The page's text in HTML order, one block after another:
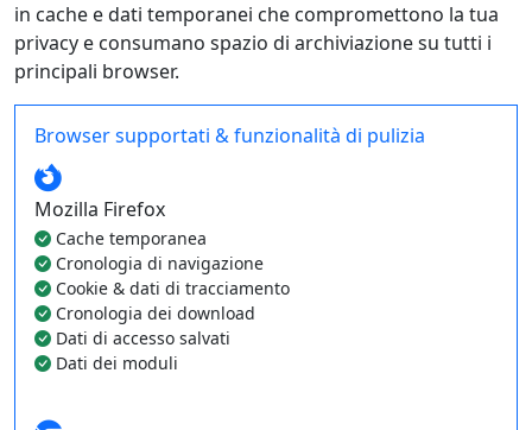
in cache e dati temporanei che compromettono la tua
privacy e consumano spazio di archiviazione su tutti i
principali browser.
Browser supportati & funzionalità di pulizia
Mozilla Firefox
Cache temporanea
Cronologia di navigazione
Cookie & dati di tracciamento
Cronologia dei download
Dati di accesso salvati
Dati dei moduli